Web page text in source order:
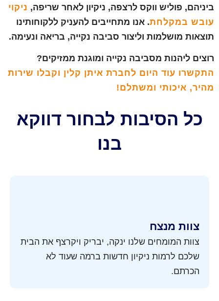
ביניהם, פוליש ווקס לרצפה, ניקיון לאחר שריפה, ניקוי
עובש במקלחת. אנו מתחייבים להעניק ללקוחותינו
תוצאות מושלמות וליצור סביבה נקייה, בריאה ונעימה.
רוצים ליהנות מסביבה נקייה ומוגנת ממזיקים?
התקשרו עוד היום לחברת איתן קלין וקבלו שירות
מהיר, איכותי ומשתלם!
כל הסיבות לבחור דווקא
בנו
צוות מנצח
צוות המומחים שלנו ינקה, יבריק ויקרצף את הבית
שלכם לרמות ניקיון חדשות ברמה שעוד לא
הכרתם.